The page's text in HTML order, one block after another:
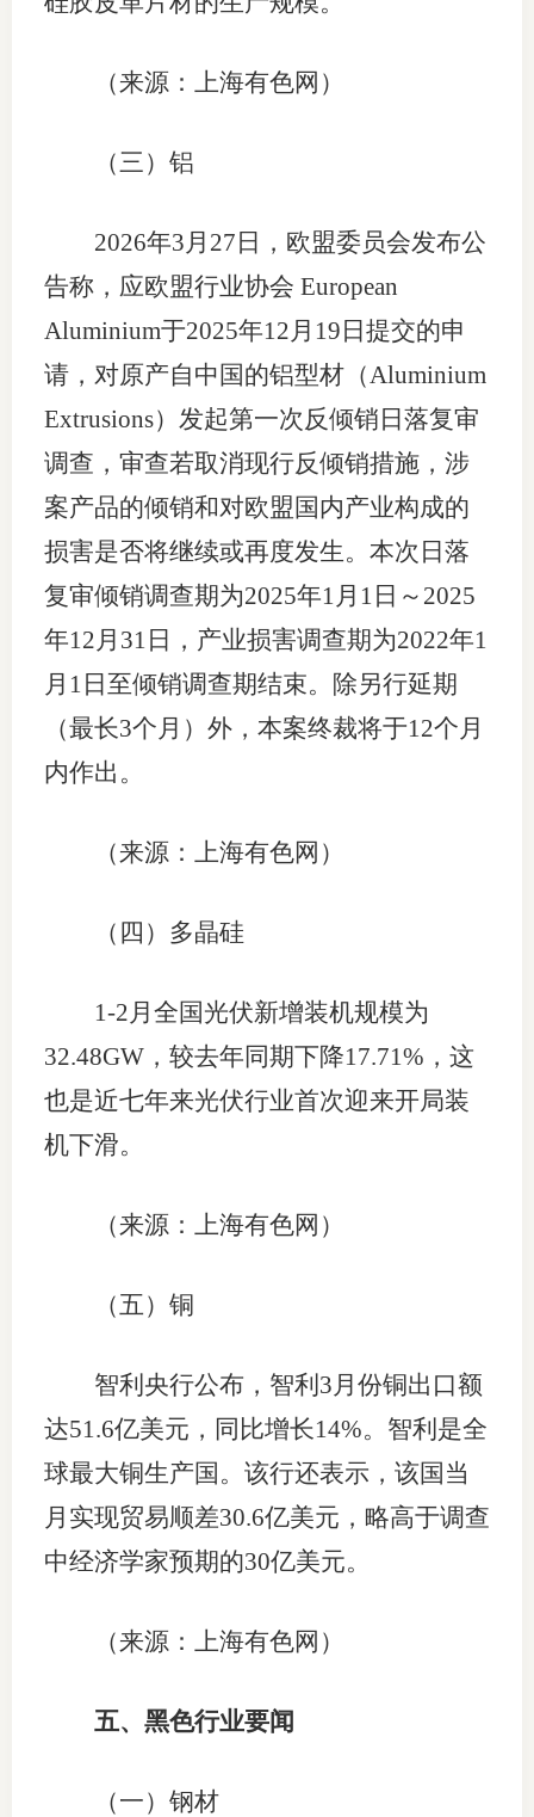
（来源：上海有色网）
（三）铝
2026年3月27日，欧盟委员会发布公
告称，应欧盟行业协会 European
Aluminium于2025年12月19日提交的申
请，对原产自中国的铝型材（Aluminium
Extrusions）发起第一次反倾销日落复审
调查，审查若取消现行反倾销措施，涉
案产品的倾销和对欧盟国内产业构成的
损害是否将继续或再度发生。本次日落
复审倾销调查期为2025年1月1日～2025
年12月31日，产业损害调查期为2022年1
月1日至倾销调查期结束。除另行延期
（最长3个月）外，本案终裁将于12个月
内作出。
（来源：上海有色网）
（四）多晶硅
1-2月全国光伏新增装机规模为
32.48GW，较去年同期下降17.71%，这
也是近七年来光伏行业首次迎来开局装
机下滑。
（来源：上海有色网）
（五）铜
智利央行公布，智利3月份铜出口额
达51.6亿美元，同比增长14%。智利是全
球最大铜生产国。该行还表示，该国当
月实现贸易顺差30.6亿美元，略高于调查
中经济学家预期的30亿美元。
（来源：上海有色网）
五、黑色行业要闻
（一）钢材